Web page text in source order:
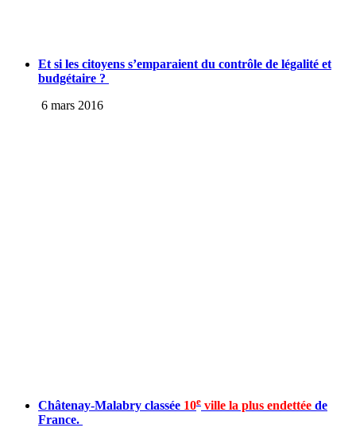
Et si les citoyens s’emparaient du contrôle de légalité et
budgétaire ?
6 mars 2016
Châtenay-Malabry classée 10e ville la plus endettée de
France.